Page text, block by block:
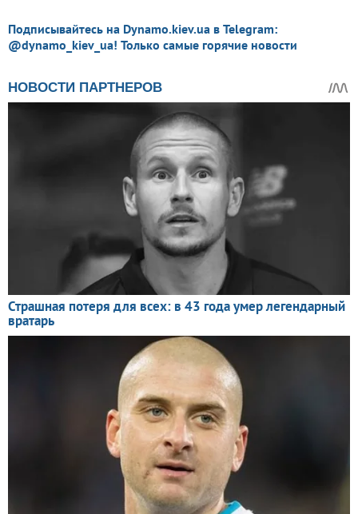
Подписывайтесь на Dynamo.kiev.ua в Telegram:
@dynamo_kiev_ua! Только самые горячие новости